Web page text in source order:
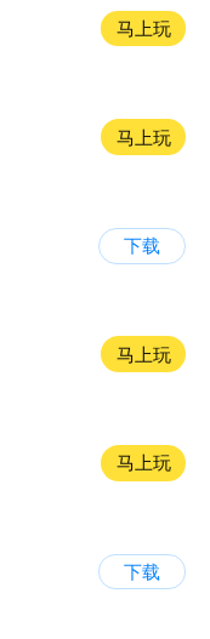
马上玩
马上玩
下载
马上玩
马上玩
下载